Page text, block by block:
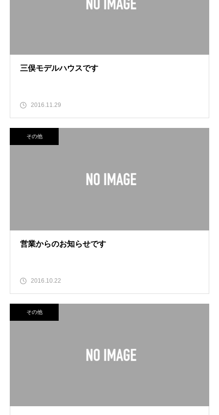
三俣モデルハウスです
2016.11.29
その他
営業からのお知らせです
2016.10.22
その他